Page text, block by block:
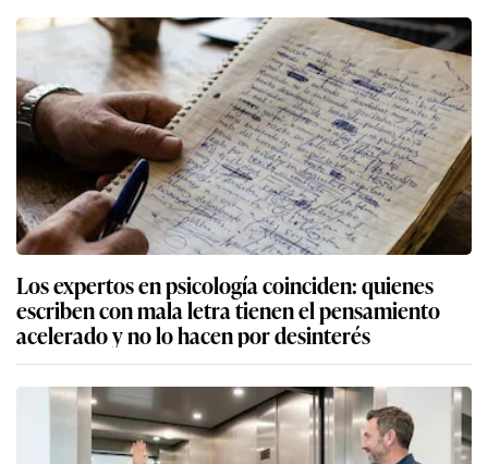
Los expertos en psicología coinciden: quienes
escriben con mala letra tienen el pensamiento
acelerado y no lo hacen por desinterés